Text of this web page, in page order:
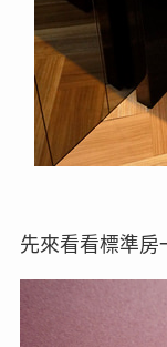
先來看看標準房